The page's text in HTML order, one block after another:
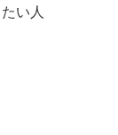
い人